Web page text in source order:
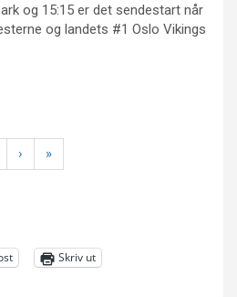
og 15:15 er det sendestart når
og landets #1 Oslo Vikings
› »
Skriv ut